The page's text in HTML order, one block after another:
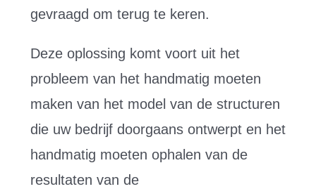
gevraagd om terug te keren.
Deze oplossing komt voort uit het
probleem van het handmatig moeten
maken van het model van de structuren
die uw bedrijf doorgaans ontwerpt en het
handmatig moeten ophalen van de
resultaten van de